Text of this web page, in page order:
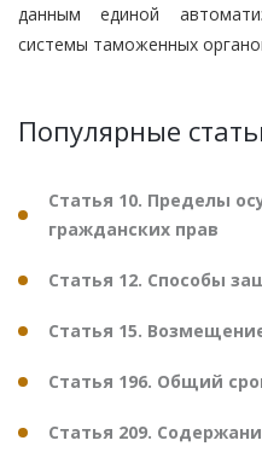
данным единой
системы таможенных
Популярные
Статья 10. Пределы
гражданских прав
Статья 12. Способы
Статья 15.
Статья 196. Общий
Статья 209.